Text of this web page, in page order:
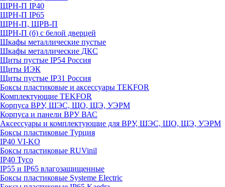
ЩРН-П IP40
ЩРН-П IP65
ЩРН-П, ЩРВ-П
ЩРН-П (б) с белой дверцей
Шкафы металлические пустые
Шкафы металлические ДКС
Щиты пустые IP54 Россия
Щиты ИЭК
Щиты пустые IP31 Россия
Боксы пластиковые и аксессуары TEKFOR
Комплектующие TEKFOR
Корпуса ВРУ, ШЭС, ЩО, ЩЭ, УЭРМ
Корпуса и панели ВРУ ВАС
Аксессуары и комплектующие для ВРУ, ШЭС, ЩО, ЩЭ, УЭРМ
Боксы пластиковые Турция
IP40 VI-KO
Боксы пластиковые RUVinil
IP40 Тусо
IP55 и IP65 влагозащищенные
Боксы пластиковые Systeme Electric